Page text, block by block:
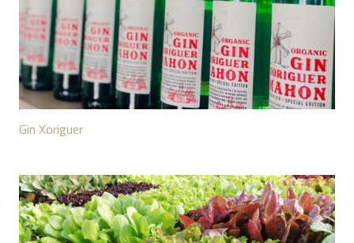
Gin Xoriguer